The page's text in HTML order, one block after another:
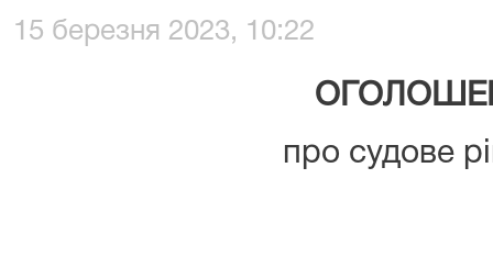
15 березня 2023, 10:22
про судове